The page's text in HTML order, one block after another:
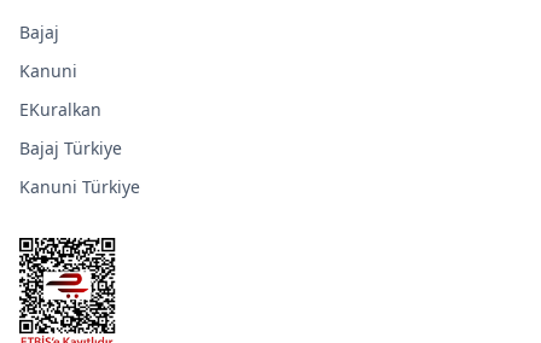
Bajaj
Kanuni
EKuralkan
Bajaj Türkiye
Kanuni Türkiye